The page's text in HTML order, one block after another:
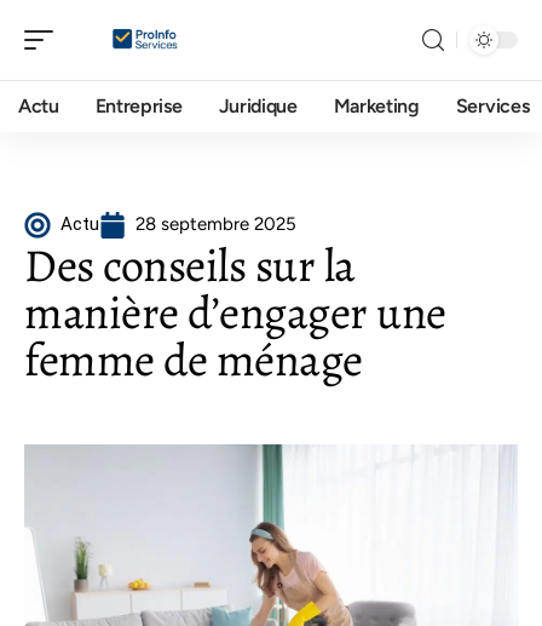
Actu Entreprise Juridique Marketing Services
Actu 28 septembre 2025
Des conseils sur la
manière d’engager une
femme de ménage